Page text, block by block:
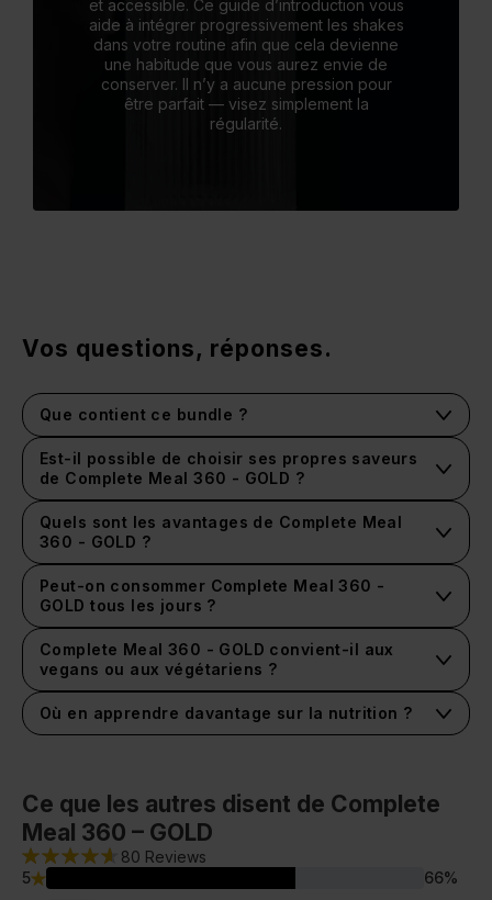
et accessible. Ce guide d’introduction vous
aide à intégrer progressivement les shakes
dans votre routine afin que cela devienne
une habitude que vous aurez envie de
conserver. Il n’y a aucune pression pour
être parfait — visez simplement la
régularité.
Vos questions, réponses.
Que contient ce bundle ?
Est-il possible de choisir ses propres saveurs
de Complete Meal 360 - GOLD ?
Quels sont les avantages de Complete Meal
360 - GOLD ?
Peut-on consommer Complete Meal 360 -
GOLD tous les jours ?
Complete Meal 360 - GOLD convient-il aux
vegans ou aux végétariens ?
Où en apprendre davantage sur la nutrition ?
Ce que les autres disent de Complete
Meal 360 – GOLD
80 Reviews
5
66%